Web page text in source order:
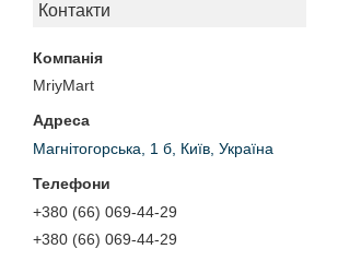
Контакти
MriyMart
Магнітогорська, 1 б, Київ, Україна
+380 (66) 069-44-29
+380 (66) 069-44-29